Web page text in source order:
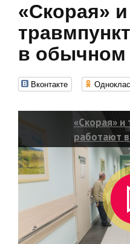
«Скорая» и
в
Вконтакте
«Скорая» и
работают